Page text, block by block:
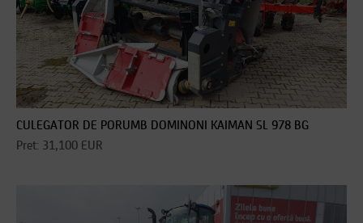
CULEGATOR DE PORUMB DOMINONI KAIMAN SL 978 BG
Pret: 31,100 EUR